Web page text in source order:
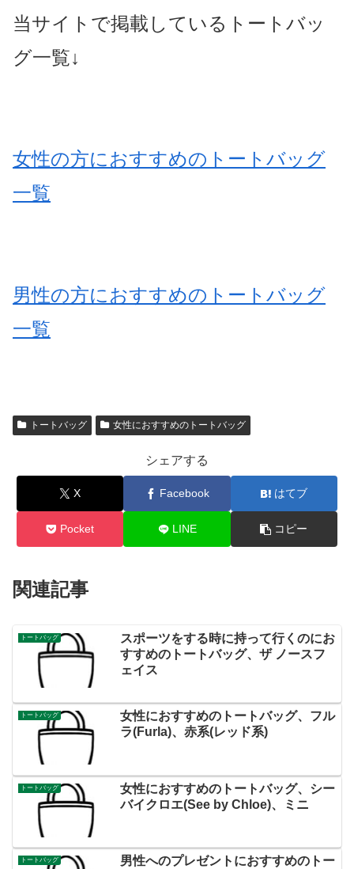
当サイトで掲載しているトートバッ
グ一覧↓
女性の方におすすめのトートバッグ
一覧
男性の方におすすめのトートバッグ
一覧
トートバッグ 女性におすすめのトートバッグ
シェアする
X Facebook はてブ
Pocket LINE コピー
関連記事
トートバッグ
スポーツをする時に持って行くのにお
すすめのトートバッグ、ザ ノースフ
ェイス
トートバッグ
女性におすすめのトートバッグ、フル
ラ(Furla)、赤系(レッド系)
トートバッグ
女性におすすめのトートバッグ、シー
バイクロエ(See by Chloe)、ミニ
トートバッグ
男性へのプレゼントにおすすめのトー